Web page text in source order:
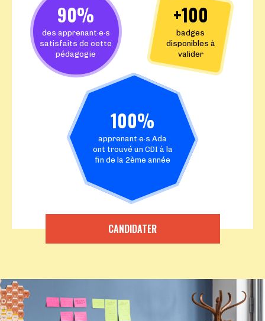
90%
des apprenant·e·s
satisfaits de cette
pédagogie
+100
badges
disponibles à
valider
100%
apprenant·e·s Ada
ont trouvé un CDI à la
fin de la 2ème année
CANDIDATER